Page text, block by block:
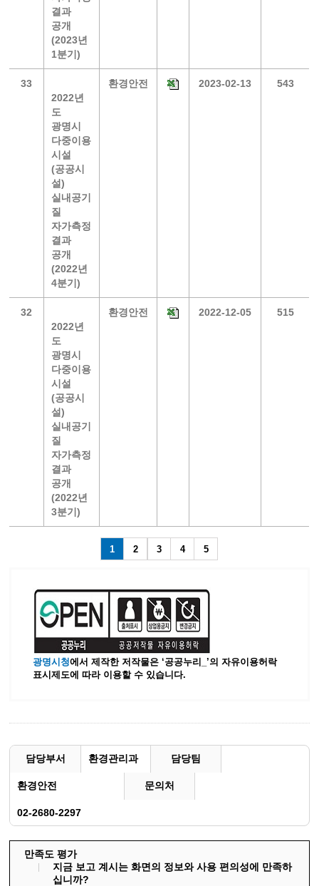
결과
공개
(2023년
1분기)
33
2022년
도
광명시
다중이용
시설
(공공시
설)
실내공기
질
자가측정
결과
공개
(2022년
4분기)
환경안전 2023-02-13 543
32
2022년
도
광명시
다중이용
시설
(공공시
설)
실내공기
질
자가측정
결과
공개
(2022년
3분기)
환경안전 2022-12-05 515
1 2 3 4 5
광명시청에서 제작한 저작물은 ‘공공누리_’의 자유이용허락
표시제도에 따라 이용할 수 있습니다.
담당부서 환경관리과 담당팀
환경안전 문의처
02-2680-2297
만족도 평가
지금 보고 계시는 화면의 정보와 사용 편의성에 만족하
십니까?